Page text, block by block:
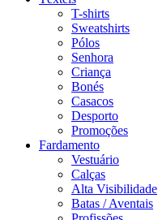
T-shirts
Sweatshirts
Pólos
Senhora
Criança
Bonés
Casacos
Desporto
Promoções
Fardamento
Vestuário
Calças
Alta Visibilidade
Batas / Aventais